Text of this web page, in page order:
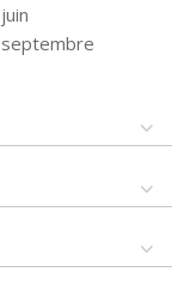
juin
septembre